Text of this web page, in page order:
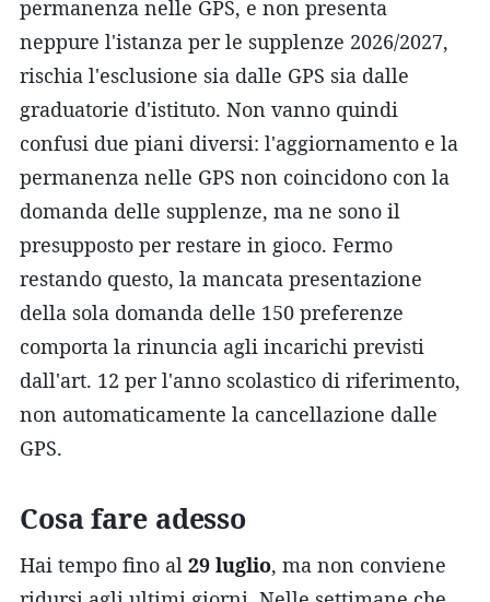
permanenza nelle GPS, e non presenta
neppure l'istanza per le supplenze 2026/2027,
rischia l'esclusione sia dalle GPS sia dalle
graduatorie d'istituto. Non vanno quindi
confusi due piani diversi: l'aggiornamento e la
permanenza nelle GPS non coincidono con la
domanda delle supplenze, ma ne sono il
presupposto per restare in gioco. Fermo
restando questo, la mancata presentazione
della sola domanda delle 150 preferenze
comporta la rinuncia agli incarichi previsti
dall'art. 12 per l'anno scolastico di riferimento,
non automaticamente la cancellazione dalle
GPS.
Cosa fare adesso
Hai tempo fino al 29 luglio, ma non conviene